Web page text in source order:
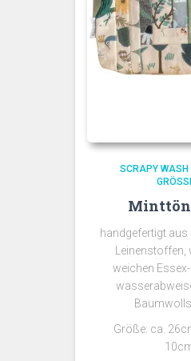
SCRAPY
handgefertigt
weichen
Größe: ca.